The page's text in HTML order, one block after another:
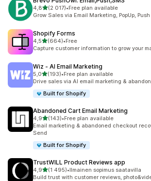
4,8/ 5 tähteä
(2 017)
2017 arvostelua yhteensä
•Free plan available
Grow Sales via Email Marketing, PopUp,
Shopify Forms
4,5/ 5 tähteä
(664)
664 arvostelua yhteensä
•Free
Capture customer information to grow your
Wiz ‑ AI Email Marketing
5,0/ 5 tähteä
(193)
193 arvostelua yhteensä
•Free plan available
Drive sales via AI email marketing &
Built for Shopify
Abandoned Cart Email Marketing
4,9/ 5 tähteä
(143)
143 arvostelua yhteensä
•Free plan available
Email marketing & abandoned checkout
Send
Built for Shopify
TrustWILL Product Reviews app
4,9/ 5 tähteä
(1 495)
1495 arvostelua yhteensä
•Ilmainen sopimus saatavilla
Build trust with customer reviews,